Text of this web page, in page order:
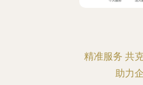
精准服务 共
助力